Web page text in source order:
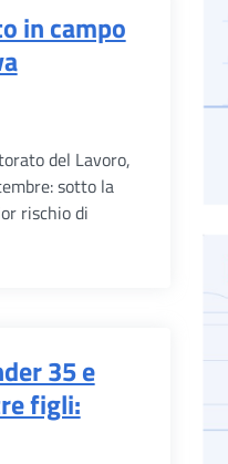
in campo
del Lavoro,
sotto la
rischio di
35 e
figli: